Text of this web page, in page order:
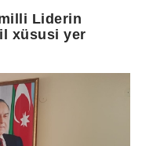
Liderin
xüsusi yer